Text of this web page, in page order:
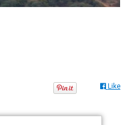
Like